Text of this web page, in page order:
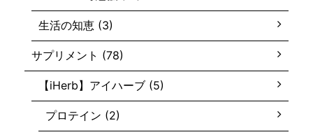
生活の知恵 (3)
サプリメント (78)
【iHerb】アイハーブ (5)
プロテイン (2)